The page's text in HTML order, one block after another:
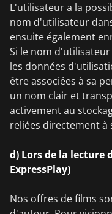
L'utilisateur a la
nom d'utilisateur
ensuite également
Si le nom
les données
être associées à sa
un nom clair et
activement au
reliées directement à
d) Lors de la
ExpressPlay)
Nos offres de films